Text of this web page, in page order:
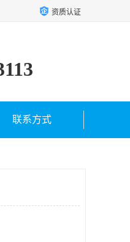
资质认证
联系方式